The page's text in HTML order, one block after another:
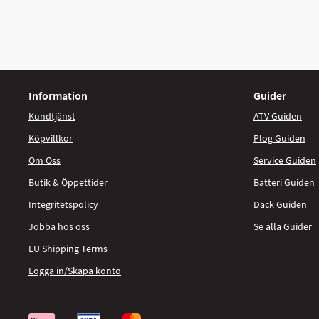
Information
Kundtjänst
Köpvillkor
Om Oss
Butik & Öppettider
Integritetspolicy
Jobba hos oss
EU Shipping Terms
Logga in/Skapa konto
Guider
ATV Guiden
Plog Guiden
Service Guiden
Batteri Guiden
Däck Guiden
Se alla Guider